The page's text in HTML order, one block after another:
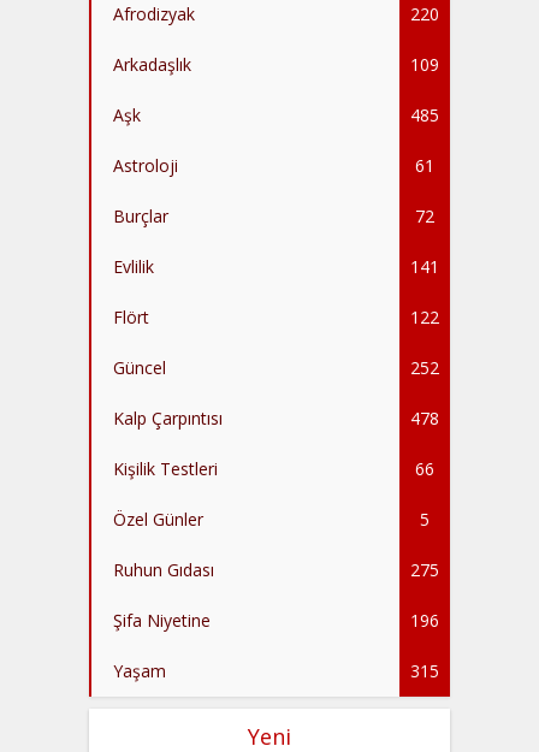
Afrodizyak 220
Arkadaşlık 109
Aşk 485
Astroloji 61
Burçlar 72
Evlilik 141
Flört 122
Güncel 252
Kalp Çarpıntısı 478
Kişilik Testleri 66
Özel Günler 5
Ruhun Gıdası 275
Şifa Niyetine 196
Yaşam 315
Yeni